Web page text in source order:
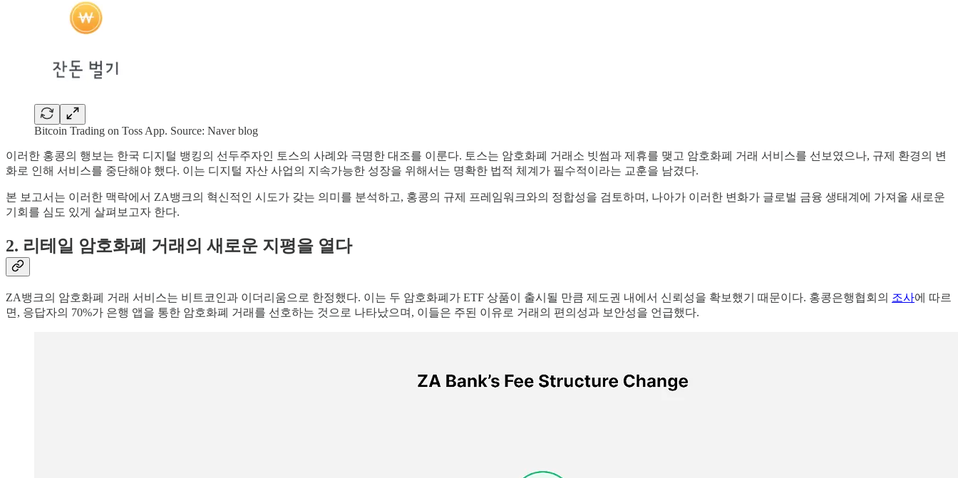
Bitcoin Trading on Toss App. Source: Naver blog
이러한 홍콩의 행보는 한국 디지털 뱅킹의 선두주자인 토스의 사례와 극명한 대조를 이룬다. 토스는 암호화폐 거래소 빗썸과 제휴를 맺고 암호화폐 거래 서비스를 선보였으나, 규제 환경의 변
화로 인해 서비스를 중단해야 했다. 이는 디지털 자산 사업의 지속가능한 성장을 위해서는 명확한 법적 체계가 필수적이라는 교훈을 남겼다.
본 보고서는 이러한 맥락에서 ZA뱅크의 혁신적인 시도가 갖는 의미를 분석하고, 홍콩의 규제 프레임워크와의 정합성을 검토하며, 나아가 이러한 변화가 글로벌 금융 생태계에 가져올 새로운
기회를 심도 있게 살펴보고자 한다.
2. 리테일 암호화폐 거래의 새로운 지평을 열다
ZA뱅크의 암호화폐 거래 서비스는 비트코인과 이더리움으로 한정했다. 이는 두 암호화폐가 ETF 상품이 출시될 만큼 제도권 내에서 신뢰성을 확보했기 때문이다. 홍콩은행협회의 조사에 따르
면, 응답자의 70%가 은행 앱을 통한 암호화폐 거래를 선호하는 것으로 나타났으며, 이들은 주된 이유로 거래의 편의성과 보안성을 언급했다.